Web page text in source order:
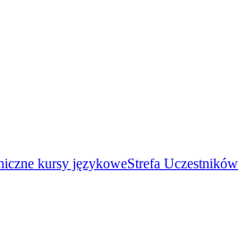
kursy językoweStrefa Uczestników